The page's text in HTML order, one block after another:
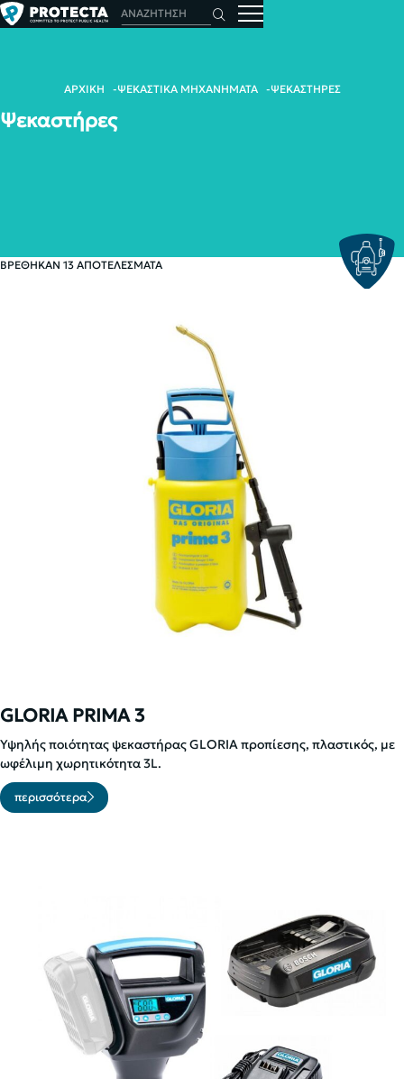
ΑΡΧΙΚΗ ΨΕΚΑΣΤΙΚΑ ΜΗΧΑΝΗΜΑΤΑ ΨΕΚΑΣΤΗΡΕΣ
Ψεκαστήρες
ΒΡΕΘΗΚΑΝ 13 ΑΠΟΤΕΛΕΣΜΑΤΑ
GLORIA PRIMA 3
Υψηλής ποιότητας ψεκαστήρας GLORIA προπίεσης, πλαστικός, με
ωφέλιμη χωρητικότητα 3L.
περισσότερα